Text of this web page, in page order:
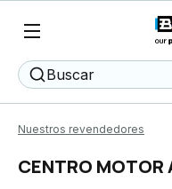
Buscar
Nuestros revendedores
CENTRO MOTOR